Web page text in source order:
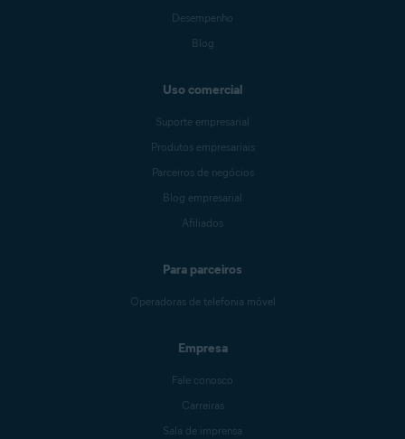
Desempenho
Blog
Uso comercial
Suporte empresarial
Produtos empresariais
Parceiros de negócios
Blog empresarial
Afiliados
Para parceiros
Operadoras de telefonia móvel
Empresa
Fale conosco
Carreiras
Sala de imprensa